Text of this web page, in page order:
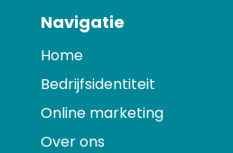
Navigatie
Home
Bedrijfsidentiteit
Online marketing
Over ons